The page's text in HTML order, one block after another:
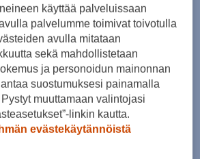
Selection -vedenkestävässä
kaikelle mitä tarvitset. Tilava
sisätila kannettavaa
Pieni erillinen vetoketjullinen
käyttää palveluissaan
palvelumme toimivat toivotulla
avulla mitataan
sekä mahdollistetaan
ja personoidun mainonnan
suostumuksesi painamalla
Pystyt muuttamaan valintojasi
linkin kautta.
evästekäytännöistä